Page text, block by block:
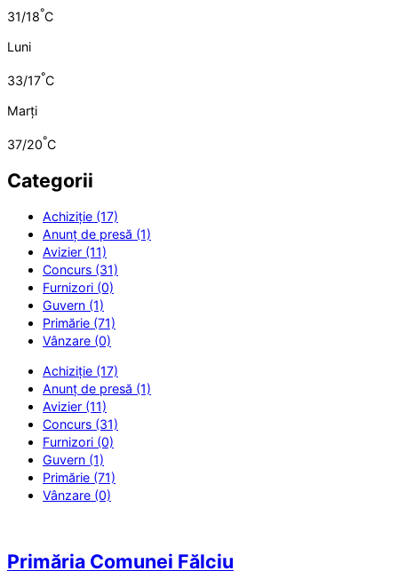
31/18°C
Luni
33/17°C
Marți
37/20°C
Categorii
Achiziție (17)
Anunț de presă (1)
Avizier (11)
Concurs (31)
Furnizori (0)
Guvern (1)
Primărie (71)
Vânzare (0)
Achiziție (17)
Anunț de presă (1)
Avizier (11)
Concurs (31)
Furnizori (0)
Guvern (1)
Primărie (71)
Vânzare (0)
Primăria Comunei Fălciu